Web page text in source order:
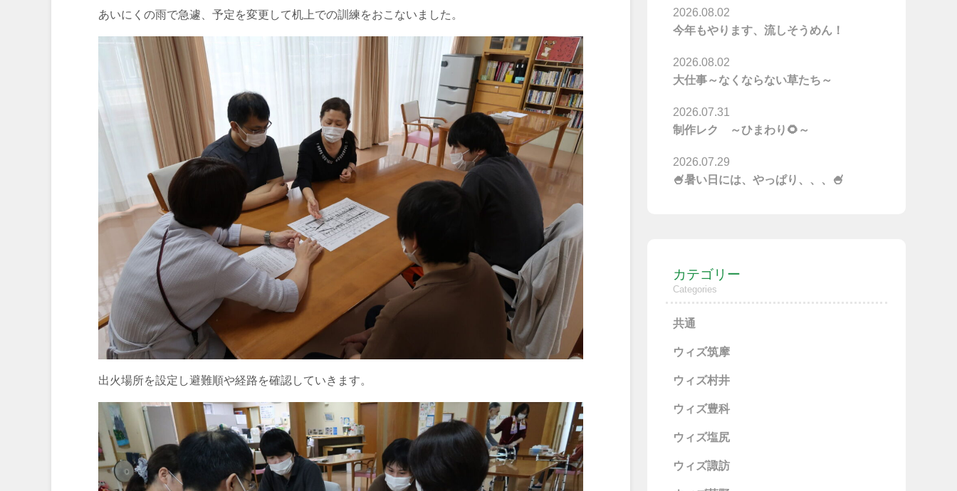
あいにくの雨で急遽、予定を変更して机上での訓練をおこないました。
出火場所を設定し避難順や経路を確認していきます。
今年もやります、流しそうめん！
2026.08.02
大仕事～なくならない草たち～
2026.08.02
制作レク ～ひまわり🌻～
2026.07.31
🍧暑い日には、やっぱり、、、🍧
2026.07.29
カテゴリー
Categories
共通
ウィズ筑摩
ウィズ村井
ウィズ豊科
ウィズ塩尻
ウィズ諏訪